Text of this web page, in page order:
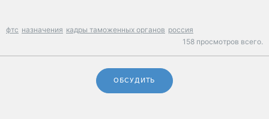
фтс назначения кадры таможенных органов россия
158 просмотров всего.
ОБСУДИТЬ